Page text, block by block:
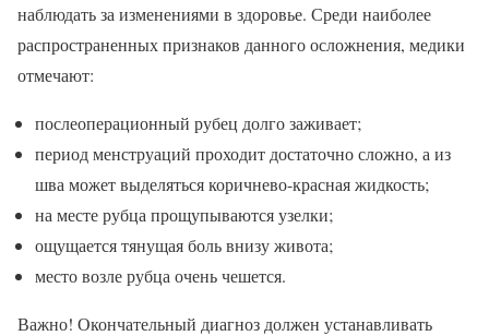
наблюдать за изменениями в здоровье. Среди наиболее
распространенных признаков данного осложнения, медики
отмечают:
послеоперационный рубец долго заживает;
период менструаций проходит достаточно сложно, а из
шва может выделяться коричнево-красная жидкость;
на месте рубца прощупываются узелки;
ощущается тянущая боль внизу живота;
место возле рубца очень чешется.
Важно! Окончательный диагноз должен устанавливать